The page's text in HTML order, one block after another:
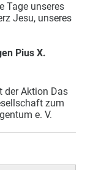
Tage unseres
Jesu, unseres
Pius X.
der Aktion Das
zum
e. V.